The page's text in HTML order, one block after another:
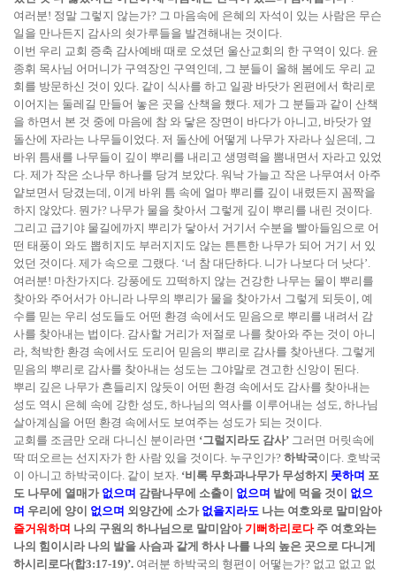
여러분! 정말 그렇지 않는가? 그 마음속에 은혜의 자석이 있는 사람은 무슨
일을 만나든지 감사의 쇳가루들을 발견해내는 것이다.
이번 우리 교회 증축 감사예배 때로 오셨던 울산교회의 한 구역이 있다. 윤
종휘 목사님 어머니가 구역장인 구역인데, 그 분들이 올해 봄에도 우리 교
회를 방문하신 것이 있다. 같이 식사를 하고 일광 바닷가 왼편에서 학리로
이어지는 둘레길 만들어 놓은 곳을 산책을 했다. 제가 그 분들과 같이 산책
을 하면서 본 것 중에 마음에 참 와 닿은 장면이 바다가 아니고, 바닷가 옆
돌산에 자라는 나무들이었다. 저 돌산에 어떻게 나무가 자라나 싶은데, 그
바위 틈새를 나무들이 깊이 뿌리를 내리고 생명력을 뽐내면서 자라고 있었
다. 제가 작은 소나무 하나를 당겨 보았다. 워낙 가늘고 작은 나무여서 아주
얕보면서 당겼는데, 이게 바위 틈 속에 얼마 뿌리를 깊이 내렸든지 꼼짝을
하지 않았다. 뭔가? 나무가 물을 찾아서 그렇게 깊이 뿌리를 내린 것이다.
그리고 급기야 물길에까지 뿌리가 닿아서 거기서 수분을 빨아들임으로 어
떤 태풍이 와도 뽑히지도 부러지지도 않는 튼튼한 나무가 되어 거기 서 있
었던 것이다. 제가 속으로 그랬다. ‘너 참 대단하다. 니가 나보다 더 낫다’.
여러분! 마찬가지다. 강풍에도 끄떡하지 않는 건강한 나무는 물이 뿌리를
찾아와 주어서가 아니라 나무의 뿌리가 물을 찾아가서 그렇게 되듯이, 예
수를 믿는 우리 성도들도 어떤 환경 속에서도 믿음으로 뿌리를 내려서 감
사를 찾아내는 법이다. 감사할 거리가 저절로 나를 찾아와 주는 것이 아니
라, 척박한 환경 속에서도 도리어 믿음의 뿌리로 감사를 찾아낸다. 그렇게
믿음의 뿌리로 감사를 찾아내는 성도는 그야말로 견고한 신앙이 된다.
뿌리 깊은 나무가 흔들리지 않듯이 어떤 환경 속에서도 감사를 찾아내는
성도 역시 은혜 속에 강한 성도, 하나님의 역사를 이루어내는 성도, 하나님
살아계심을 어떤 환경 속에서도 보여주는 성도가 되는 것이다.
교회를 조금만 오래 다니신 분이라면 ‘그럴지라도 감사’ 그러면 머릿속에
딱 떠오르는 선지자가 한 사람 있을 것이다. 누구인가? 하박국이다. 호박국
이 아니고 하박국이다. 같이 보자. ‘비록 무화과나무가 무성하지 못하며 포
도 나무에 열매가 없으며 감람나무에 소출이 없으며 밭에 먹을 것이 없으
며 우리에 양이 없으며 외양간에 소가 없을지라도 나는 여호와로 말미암아
즐거워하며 나의 구원의 하나님으로 말미암아 기뻐하리로다주 여호와는
나의 힘이시라 나의 발을 사슴과 같게 하사 나를 나의 높은 곳으로 다니게
하시리로다(합3:17-19)’. 여러분 하박국의 형편이 어떻는가? 없고 없고 없